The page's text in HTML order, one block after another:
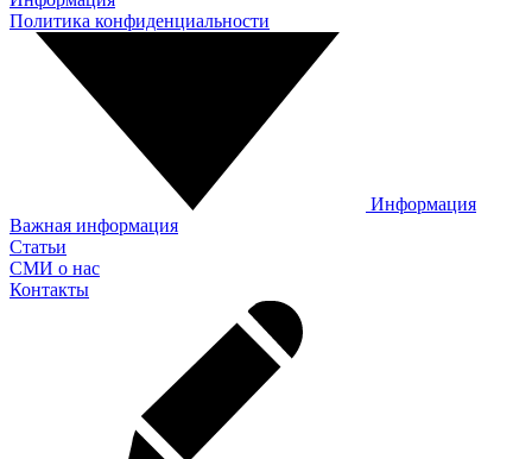
Политика конфиденциальности
Информация
Важная информация
Статьи
СМИ о нас
Контакты